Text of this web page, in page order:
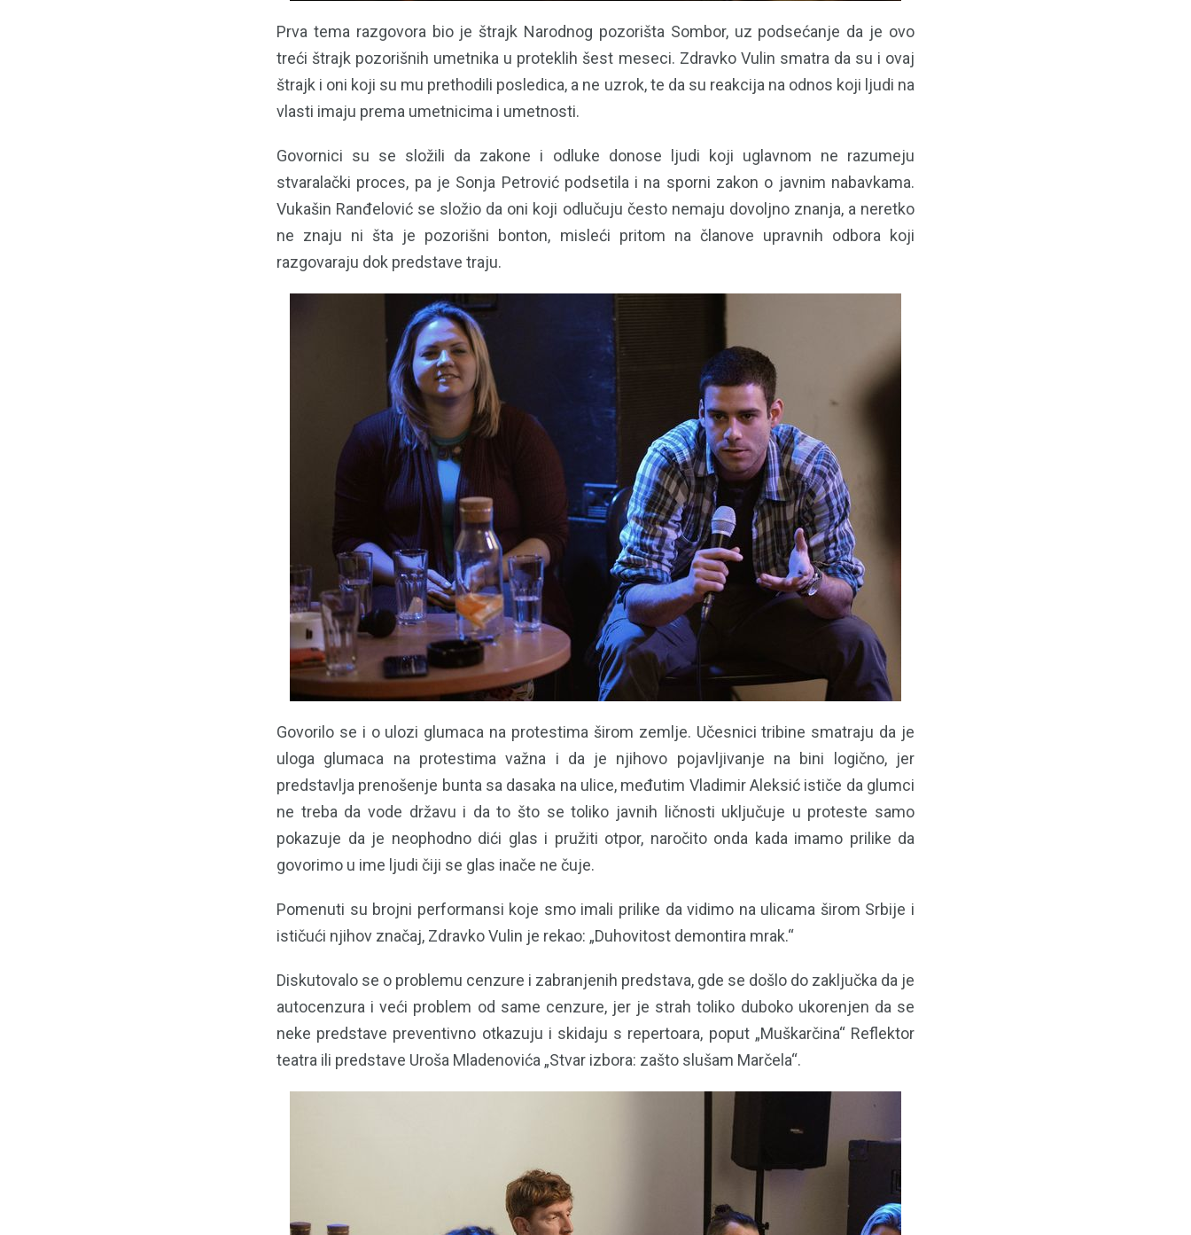
Prva tema razgovora bio je štrajk Narodnog pozorišta Sombor, uz podsećanje da je ovo
treći štrajk pozorišnih umetnika u proteklih šest meseci. Zdravko Vulin smatra da su i ovaj
štrajk i oni koji su mu prethodili posledica, a ne uzrok, te da su reakcija na odnos koji ljudi na
vlasti imaju prema umetnicima i umetnosti.
Govornici su se složili da zakone i odluke donose ljudi koji uglavnom ne razumeju
stvaralački proces, pa je Sonja Petrović podsetila i na sporni zakon o javnim nabavkama.
Vukašin Ranđelović se složio da oni koji odlučuju često nemaju dovoljno znanja, a neretko
ne znaju ni šta je pozorišni bonton, misleći pritom na članove upravnih odbora koji
razgovaraju dok predstave traju.
Govorilo se i o ulozi glumaca na protestima širom zemlje. Učesnici tribine smatraju da je
uloga glumaca na protestima važna i da je njihovo pojavljivanje na bini logično, jer
predstavlja prenošenje bunta sa dasaka na ulice, međutim Vladimir Aleksić ističe da glumci
ne treba da vode državu i da to što se toliko javnih ličnosti uključuje u proteste samo
pokazuje da je neophodno dići glas i pružiti otpor, naročito onda kada imamo prilike da
govorimo u ime ljudi čiji se glas inače ne čuje.
Pomenuti su brojni performansi koje smo imali prilike da vidimo na ulicama širom Srbije i
ističući njihov značaj, Zdravko Vulin je rekao: „Duhovitost demontira mrak.“
Diskutovalo se o problemu cenzure i zabranjenih predstava, gde se došlo do zaključka da je
autocenzura i veći problem od same cenzure, jer je strah toliko duboko ukorenjen da se
neke predstave preventivno otkazuju i skidaju s repertoara, poput „Muškarčina“ Reflektor
teatra ili predstave Uroša Mladenovića „Stvar izbora: zašto slušam Marčela“.